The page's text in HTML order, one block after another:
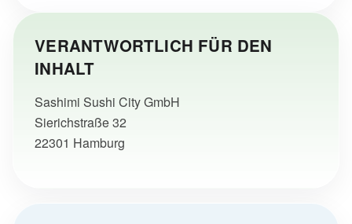
VERANTWORTLICH FÜR DEN
INHALT
Sashimi Sushi City GmbH
Sierichstraße 32
22301 Hamburg